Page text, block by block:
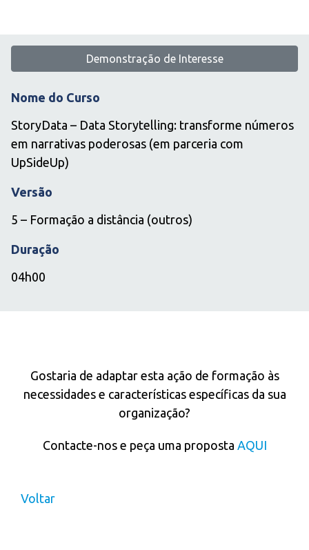
Demonstração de Interesse
Nome do Curso
StoryData – Data Storytelling: transforme números
em narrativas poderosas (em parceria com
UpSideUp)
Versão
5 – Formação a distância (outros)
Duração
04h00
Gostaria de adaptar esta ação de formação às
necessidades e características específicas da sua
organização?
Contacte-nos e peça uma proposta AQUI
Voltar